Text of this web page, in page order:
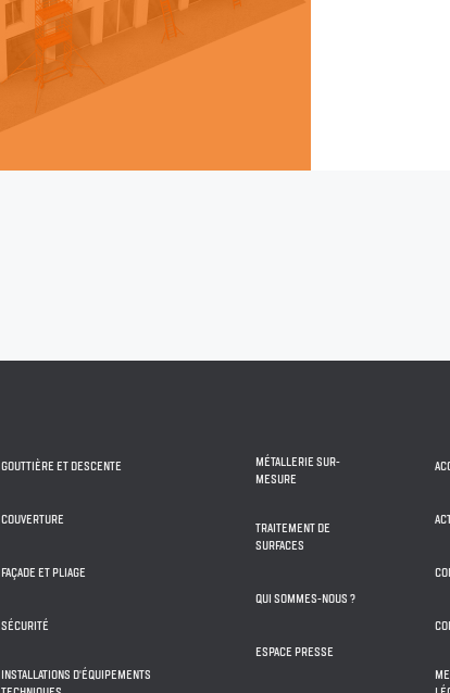
GOUTTIÈRE ET DESCENTE
COUVERTURE
FAÇADE ET PLIAGE
SÉCURITÉ
INSTALLATIONS D'ÉQUIPEMENTS
MÉTALLERIE SUR-
MESURE
TRAITEMENT DE
SURFACES
QUI SOMMES-NOUS ?
ESPACE PRESSE